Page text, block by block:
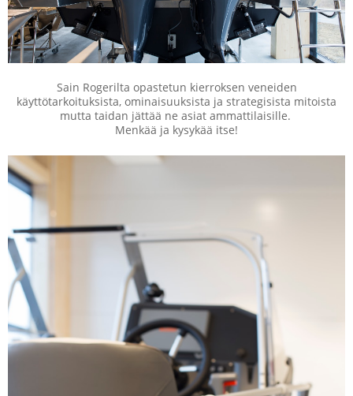
Sain Rogerilta opastetun kierroksen veneiden
käyttötarkoituksista, ominaisuuksista ja strategisista mitoista
mutta taidan jättää ne asiat ammattilaisille.
Menkää ja kysykää itse!